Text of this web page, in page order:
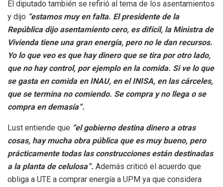
El diputado también se refirió al tema de los asentamientos
y dijo “estamos muy en falta. El presidente de la
República dijo asentamiento cero, es difícil, la Ministra de
Vivienda tiene una gran energía, pero no le dan recursos.
Yo lo que veo es que hay dinero que se tira por otro lado,
que no hay control, por ejemplo en la comida. Si ve lo que
se gasta en comida en INAU, en el INISA, en las cárceles,
que se termina no comiendo. Se compra y no llega o se
compra en demasía”.
Lust entiende que “el gobierno destina dinero a otras
cosas, hay mucha obra pública que es muy bueno, pero
prácticamente todas las construcciones están destinadas
a la planta de celulosa”. Además criticó el acuerdo que
obliga a UTE a comprar energía a UPM ya que considera